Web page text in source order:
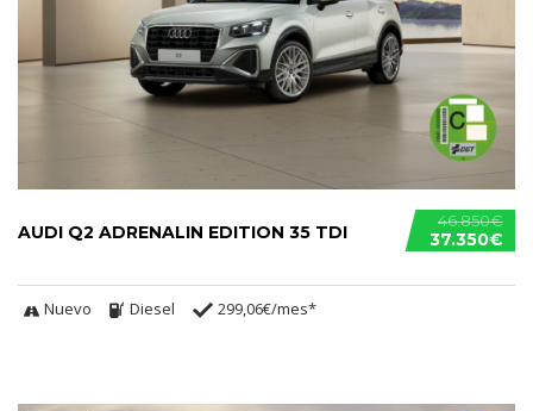
46.850€
37.350€
AUDI Q2 ADRENALIN EDITION 35 TDI
Nuevo Diesel 299,06€/mes*